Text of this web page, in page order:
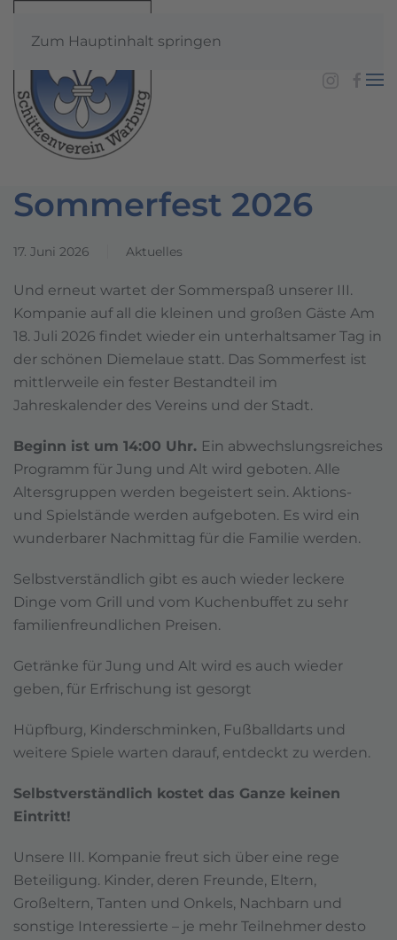
Zum Hauptinhalt springen
Sommerfest 2026
17. Juni 2026 Aktuelles
Und erneut wartet der Sommerspaß unserer III.
Kompanie auf all die kleinen und großen Gäste Am
18. Juli 2026 findet wieder ein unterhaltsamer Tag in
der schönen Diemelaue statt. Das Sommerfest ist
mittlerweile ein fester Bestandteil im
Jahreskalender des Vereins und der Stadt.
Beginn ist um 14:00 Uhr. Ein abwechslungsreiches
Programm für Jung und Alt wird geboten. Alle
Altersgruppen werden begeistert sein. Aktions-
und Spielstände werden aufgeboten. Es wird ein
wunderbarer Nachmittag für die Familie werden.
Selbstverständlich gibt es auch wieder leckere
Dinge vom Grill und vom Kuchenbuffet zu sehr
familienfreundlichen Preisen.
Getränke für Jung und Alt wird es auch wieder
geben, für Erfrischung ist gesorgt
Hüpfburg, Kinderschminken, Fußballdarts und
weitere Spiele warten darauf, entdeckt zu werden.
Selbstverständlich kostet das Ganze keinen
Eintritt!
Unsere III. Kompanie freut sich über eine rege
Beteiligung. Kinder, deren Freunde, Eltern,
Großeltern, Tanten und Onkels, Nachbarn und
sonstige Interessierte – je mehr Teilnehmer desto